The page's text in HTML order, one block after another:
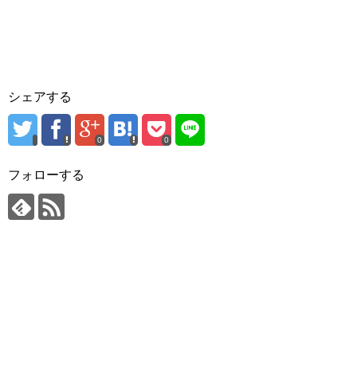
シェアする
0 0
フォローする